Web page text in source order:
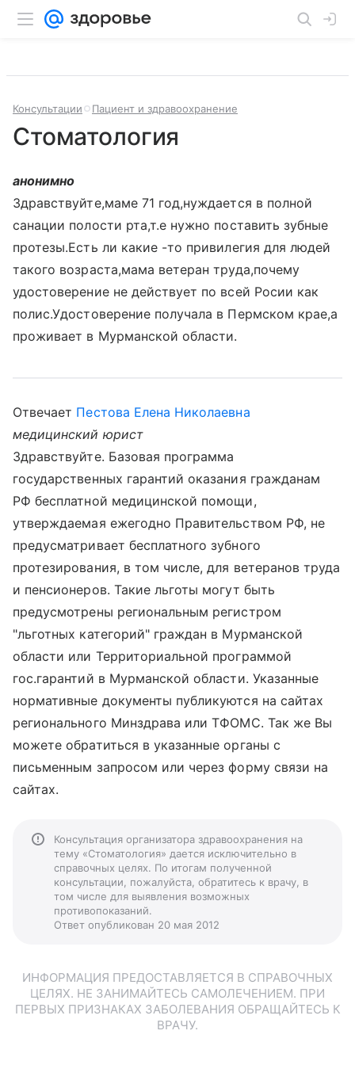
Консультации Пациент и здравоохранение
Стоматология
анонимно
Здравствуйте,маме 71 год,нуждается в полной
санации полости рта,т.е нужно поставить зубные
протезы.Есть ли какие -то привилегия для людей
такого возраста,мама ветеран труда,почему
удостоверение не действует по всей Росии как
полис.Удостоверение получала в Пермском крае,а
проживает в Мурманской области.
Отвечает Пестова Елена Николаевна
медицинский юрист
Здравствуйте. Базовая программа
государственных гарантий оказания гражданам
РФ бесплатной медицинской помощи,
утверждаемая ежегодно Правительством РФ, не
предусматривает бесплатного зубного
протезирования, в том числе, для ветеранов труда
и пенсионеров. Такие льготы могут быть
предусмотрены региональным регистром
"льготных категорий" граждан в Мурманской
области или Территориальной программой
гос.гарантий в Мурманской области. Указанные
нормативные документы публикуются на сайтах
регионального Минздрава или ТФОМС. Так же Вы
можете обратиться в указанные органы с
письменным запросом или через форму связи на
сайтах.
Консультация организатора здравоохранения на
тему «Стоматология» дается исключительно в
справочных целях. По итогам полученной
консультации, пожалуйста, обратитесь к врачу, в
том числе для выявления возможных
противопоказаний.
Ответ опубликован 20 мая 2012
ИНФОРМАЦИЯ ПРЕДОСТАВЛЯЕТСЯ В СПРАВОЧНЫХ
ЦЕЛЯХ. НЕ ЗАНИМАЙТЕСЬ САМОЛЕЧЕНИЕМ. ПРИ
ПЕРВЫХ ПРИЗНАКАХ ЗАБОЛЕВАНИЯ ОБРАЩАЙТЕСЬ К
ВРАЧУ.